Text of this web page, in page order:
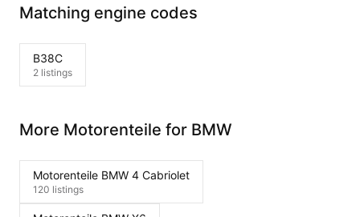
Matching engine codes
B38C
2 listings
More Motorenteile for BMW
Motorenteile BMW 4 Cabriolet
120 listings